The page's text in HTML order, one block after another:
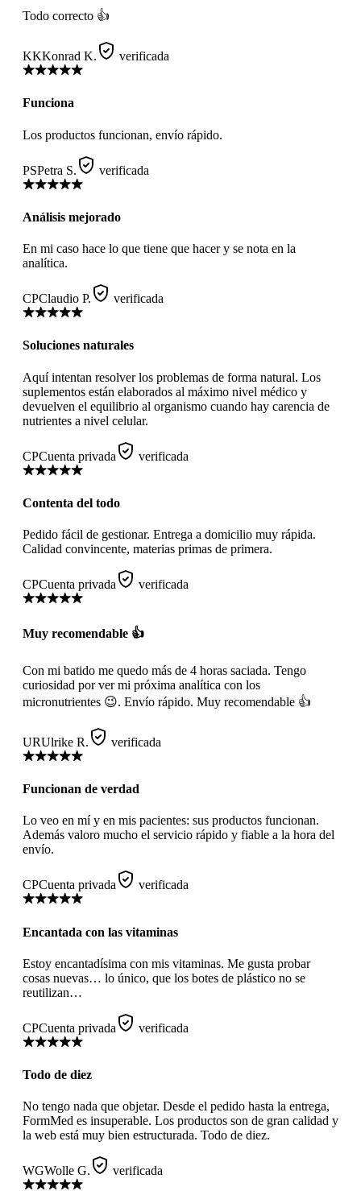
Todo correcto 👍
KKKonrad K. verificada
Funciona
Los productos funcionan, envío rápido.
PSPetra S. verificada
Análisis mejorado
En mi caso hace lo que tiene que hacer y se nota en la
analítica.
CPClaudio P. verificada
Soluciones naturales
Aquí intentan resolver los problemas de forma natural. Los
suplementos están elaborados al máximo nivel médico y
devuelven el equilibrio al organismo cuando hay carencia de
nutrientes a nivel celular.
CPCuenta privada verificada
Contenta del todo
Pedido fácil de gestionar. Entrega a domicilio muy rápida.
Calidad convincente, materias primas de primera.
CPCuenta privada verificada
Muy recomendable 👍
Con mi batido me quedo más de 4 horas saciada. Tengo
curiosidad por ver mi próxima analítica con los
micronutrientes 😉. Envío rápido. Muy recomendable 👍
URUlrike R. verificada
Funcionan de verdad
Lo veo en mí y en mis pacientes: sus productos funcionan.
Además valoro mucho el servicio rápido y fiable a la hora del
envío.
CPCuenta privada verificada
Encantada con las vitaminas
Estoy encantadísima con mis vitaminas. Me gusta probar
cosas nuevas… lo único, que los botes de plástico no se
reutilizan…
CPCuenta privada verificada
Todo de diez
No tengo nada que objetar. Desde el pedido hasta la entrega,
FormMed es insuperable. Los productos son de gran calidad y
la web está muy bien estructurada. Todo de diez.
WGWolle G. verificada